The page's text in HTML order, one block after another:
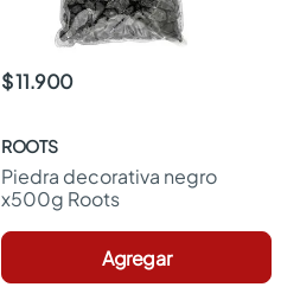
$ 11.900
ROOTS
Piedra decorativa negro
x500g Roots
Agregar